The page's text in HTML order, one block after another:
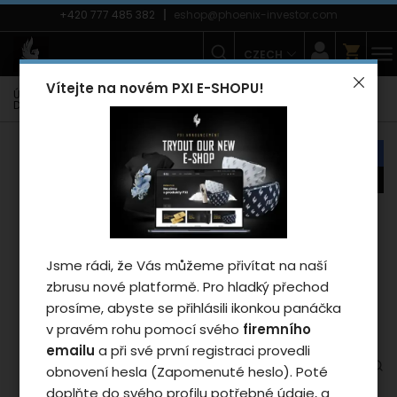
Vítejte na novém PXI E-SHOPU!
Jsme rádi, že Vás můžeme přivítat na naší
zbrusu nové platformě. Pro hladký přechod
prosíme, abyste se přihlásili ikonkou panáčka
v pravém rohu pomocí svého firemního
emailu a při své první registraci provedli
obnovení hesla (Zapomenuté heslo). Poté
doplňte do svého profilu potřebné údaje, a
+420 777 485 382 eshop@phoenix-investor.com
CZECH
Úvodní strana E-shop Zimní kolekce PXI
Mikiny PXI
Dámské mikiny
Mikina Phoenix PXI 2025 - woman/black
Záleží nám na vašem
soukromí
Cookies používáme proto, abychom
zajistili funkčnosti webu a pokud nám
dáte souhlas, tak mimo jiné i proto
abychom vylepšili obsah stránek podle
vašich preferencí. Tlačítkem „Souhlasit
a zavřít“ udělíte souhlas s využíváním
cookies a budeme tak moci předat